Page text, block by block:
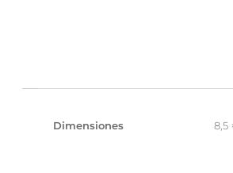
Dimensiones 8,5